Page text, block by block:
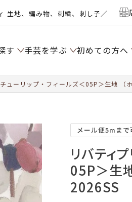
生地、編み物、刺繍、刺し子／
す 手芸を学ぶ 初めての方へ
ューリップ・フィールズ＜05P＞生地 （
メール便5mまで
リバティ
05P＞生
2026SS